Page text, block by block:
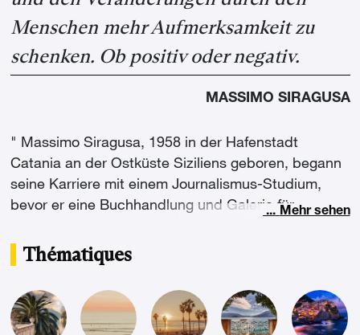
Menschen mehr Aufmerksamkeit zu
schenken. Ob positiv oder negativ.
MASSIMO SIRAGUSA
" Massimo Siragusa, 1958 in der Hafenstadt
Catania an der Ostküste Siziliens geboren, begann
seine Karriere mit einem Journalismus-Studium,
bevor er eine Buchhandlung und Galerie für
Jahren beschloss er Fotograf zu werden, nachdem
er Ferdinando Scianna, einen sizilianischen
internationalen Reporter von Magnum, getroffen
hatte. Danach zog er nach Mailand und begann
seine Zusammenarbeit mit der Agentur Contrasto.
... Mehr sehen
Thématiques